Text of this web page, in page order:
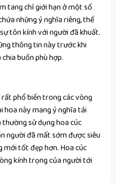
tang chỉ giới hạn ở một số
những ý nghĩa riêng, thể
tôn kính với người đã khuất.
thông tin này trước khi
buồn phù hợp.
phổ biến trong các vòng
hoa này mang ý nghĩa tái
sử dụng hoa cúc
người đã mất sớm được siêu
tốt đẹp hơn. Hoa cúc
kính trọng của người tới